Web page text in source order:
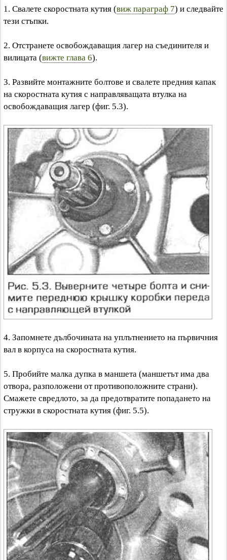
1. Свалете скоростната кутия (виж параграф 7) и следвайте
тези стъпки.
2. Отстранете освобождаващия лагер на съединителя и
вилицата (вижте глава 6).
3. Развийте монтажните болтове и свалете предния капак
на скоростната кутия с направляващата втулка на
освобождаващия лагер (фиг. 5.3).
4. Запомнете дълбочината на уплътнението на първичния
вал в корпуса на скоростната кутия.
5. Пробийте малка дупка в маншета (маншетът има два
отвора, разположени от противоположните страни).
Смажете свредлото, за да предотвратите попадането на
стружки в скоростната кутия (фиг. 5.5).